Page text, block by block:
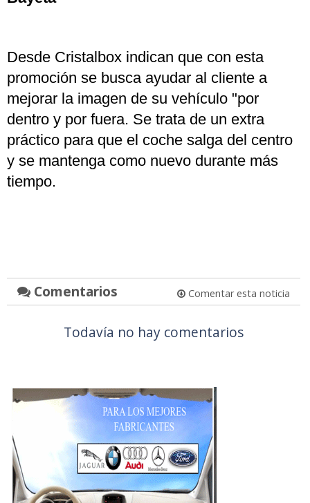
Desde Cristalbox indican que con esta
promoción se busca ayudar al cliente a
mejorar la imagen de su vehículo "por
dentro y por fuera. Se trata de un extra
práctico para que el coche salga del centro
y se mantenga como nuevo durante más
tiempo.
Comentarios Comentar esta noticia
Todavía no hay comentarios